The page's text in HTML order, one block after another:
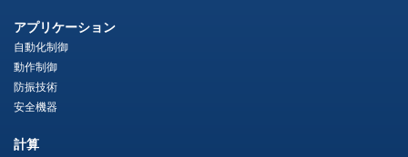
アプリケーション
自動化制御
動作制御
防振技術
安全機器
計算